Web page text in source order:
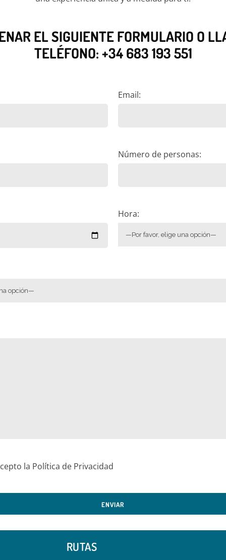
EL SIGUIENTE FORMULARIO O
TELÉFONO:+34 683 193 551
Email:
Número de personas:
Hora:
la Política de Privacidad
RUTAS